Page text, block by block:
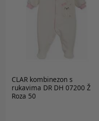
CLAR kombinezon s
rukavima DR DH 07200 Ž
Roza 50